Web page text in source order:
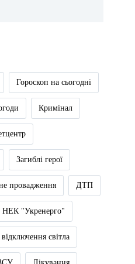
Гороскоп на сьогодні
Кримінал
Загиблі герої
провадження ДТП
НЕК "Укренерго"
світла